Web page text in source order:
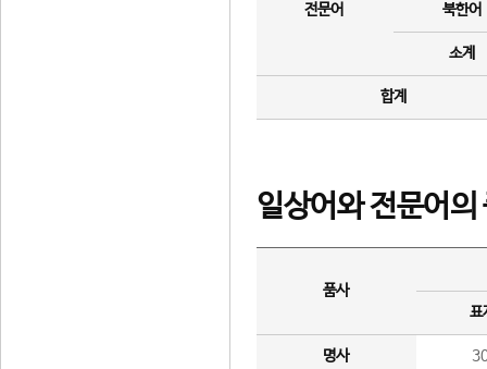
전문어 북한어
소계
합계
일상어와 전문어의
품사
표
명사